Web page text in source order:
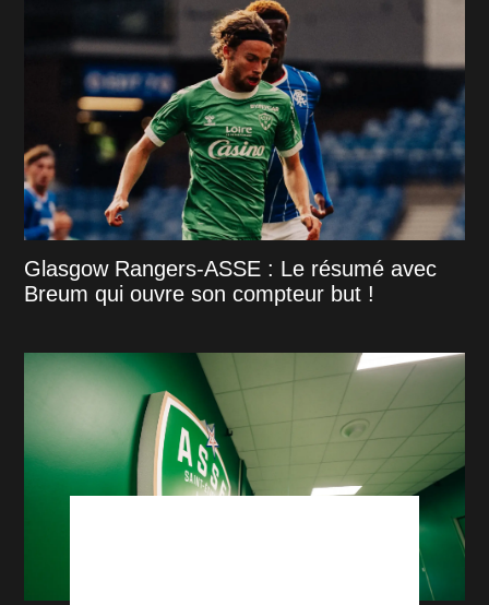
Glasgow Rangers-ASSE : Le résumé avec
Breum qui ouvre son compteur but !